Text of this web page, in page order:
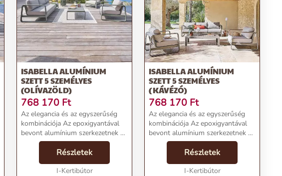
ISABELLA ALUMÍNIUM
SZETT 5 SZEMÉLYES
(OLÍVAZÖLD)
768 170 Ft
Az elegancia és az egyszerűség
kombinációja Az epoxigyantával
bevont alumínium szerkezetnek és
a vízlepergető párnáknak
köszönhetően a kerti fémgarnitúra
karbantartása egyszerű.
Lehetőséged van a ké...
Részletek
I-Kertibútor
ISABELLA ALUMÍNIUM
SZETT 5 SZEMÉLYES
(KÁVÉZÓ)
768 170 Ft
Az elegancia és az egyszerűség
kombinációja Az epoxigyantával
bevont alumínium szerkezetnek és
a vízlepergető párnáknak
köszönhetően a kerti fémgarnitúra
karbantartása egyszerű.
Lehetőséged van a ké...
Részletek
I-Kertibútor